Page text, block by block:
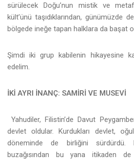
sürülecek Doğu’nun mistik ve
kült’ünü taşıdıklarından, günümüzde
bölgede ineğe tapan halklara da başat
Şimdi iki grup kabilenin hikayesine
edelim.
İKİ AYRI İNANÇ: SAMİRİ VE MUSEVİ
Yahudiler, Filistin’de Davut
devlet oldular. Kurdukları devlet,
döneminde de birliğini sürdürdü.
buzağısından bu yana itikaden de